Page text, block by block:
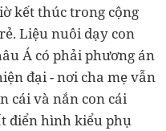
kết thúc trong cộng
Liệu nuôi dạy con
Á có phải phương án
đại - nơi cha mẹ vẫn
cái và nắn con cái
điển hình kiểu phụ